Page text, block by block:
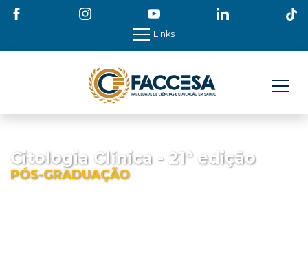
Links
Citologia Clínica - 21ª edição
PÓS-GRADUAÇÃO